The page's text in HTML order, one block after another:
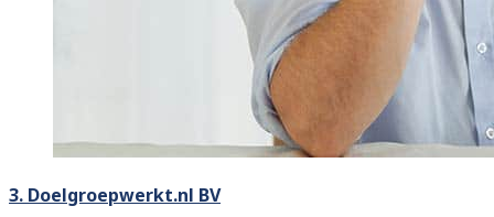
3. Doelgroepwerkt.nl BV